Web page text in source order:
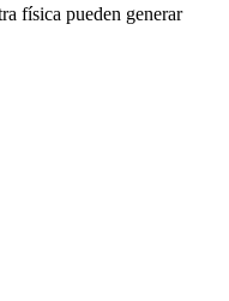
física pueden generar